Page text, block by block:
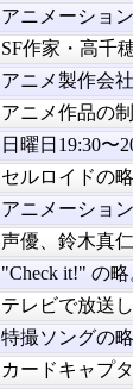
アニメーショ
SF作家・高千
アニメ製作会社
アニメ作品の
日曜日19:30〜
セルロイドの略
アニメーショ
声優、鈴木真
"Check it!" の
テレビで放送
特撮ソングの
カードキャプ